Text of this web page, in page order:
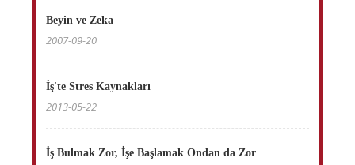
Beyin ve Zeka
2007-09-20
İş'te Stres Kaynakları
2013-05-22
İş Bulmak Zor, İşe Başlamak Ondan da Zor